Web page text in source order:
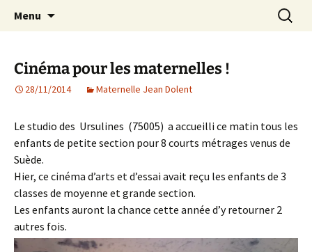
AIP Paris 14 – Association
Indépendante des Parents
d'élèves depuis 1981
Agit – s'Investit – Participe au service des
enfants du secteur scolaire Dolent-Arago-
Menu
Cinéma pour les maternelles !
28/11/2014 Maternelle Jean Dolent
Le studio des Ursulines (75005) a accueilli ce matin tous les
enfants de petite section pour 8 courts métrages venus de
Suède.
Hier, ce cinéma d’arts et d’essai avait reçu les enfants de 3
classes de moyenne et grande section.
Les enfants auront la chance cette année d’y retourner 2
autres fois.